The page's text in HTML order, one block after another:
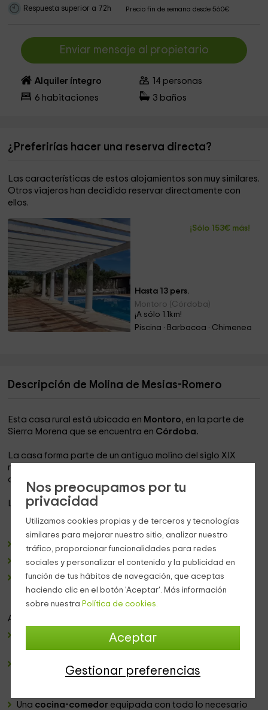
Nos preocupamos por tu
privacidad
Utilizamos cookies propias y de terceros y tecnologías
similares para mejorar nuestro sitio, analizar nuestro
tráfico, proporcionar funcionalidades para redes
sociales y personalizar el contenido y la publicidad en
función de tus hábitos de navegación, que aceptas
haciendo clic en el botón 'Aceptar'. Más información
sobre nuestra Política de cookies.
Aceptar
Gestionar preferencias
Respuesta superior a 72h Precio fin de semana desde 560€
Enviar mensaje al propietario
Alquiler íntegro 14 personas
6 habitaciones 3 baños
¿Preferirías hacer una reserva directa?
Las características de estos alojamientos son muy similares.
Otros viajeros han decidido reservar directamente con
ellos.
¡Sólo 153€ más!
Hasta 13 pers.
Montoro (Córdoba)
¡A sólo 1.1km!
Piscina · Barbacoa · Chimenea
Descripción de Molina de Mesias-Romero
Esta casa rural está ubicada en Montoro, en la parte de
Sierra Morena que se encuentra en Córdoba.
La casa forma parte de un antiguo molino del siglo XIX
restaurado y convertido en
capacidades.
La casa tiene capacidad para
2 habitaciones
dobles con camas individuales.
3 habitacionescon cama de matrimonio.
Unahabitación triple, pudiendo añadir además una
camasupletoria si se desea.
Además de las habitaciones, la casa tiene:
completamente equipados que dan servicio a
con chimenea
para poder acurrucarse en el
sofá calentitos en invierno mientras se ve una película en
Una cocina-comedor equipada con todo lo necesario